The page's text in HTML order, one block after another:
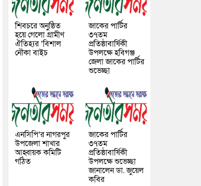
শিবচরে অনুষ্ঠিত
হয়ে গেলো গ্রামীণ
ঐতিহ্যর ‘বিশাল
নৌকা বাইচ
জাকের পার্টির
৩৭তম
প্রতিষ্ঠাবার্ষিকী
উপলক্ষে হবিগঞ্জ
জেলা জাকের পার্টির
শুভেচ্ছা
এনসিপি’র নাগরপুর
উপজেলা শাখার
আহ্বায়ক কমিটি
গঠিত
জাকের পার্টির
৩৭তম
প্রতিষ্ঠাবার্ষিকী
উপলক্ষে শুভেচ্ছা
জানালেন ডা. জুয়েল
কবির